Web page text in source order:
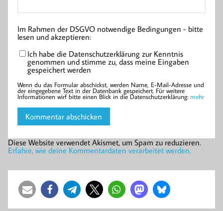
Im Rahmen der DSGVO notwendige Bedingungen - bitte
lesen und akzeptieren:
Ich habe die Datenschutzerklärung zur Kenntnis
genommen und stimme zu, dass meine Eingaben
gespeichert werden
Wenn du das Formular abschickst, werden Name, E-Mail-Adresse und
der eingegebene Text in der Datenbank gespeichert. Für weitere
Informationen wirf bitte einen Blick in die Datenschutzerklärung: mehr
Diese Website verwendet Akismet, um Spam zu reduzieren.
Erfahre, wie deine Kommentardaten verarbeitet werden.